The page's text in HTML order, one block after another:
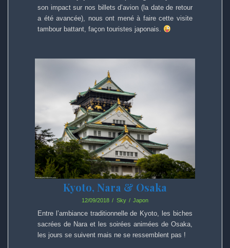
son impact sur nos billets d’avion (la date de retour
a été avancée), nous ont mené à faire cette visite
tambour battant, façon touristes japonais.
Kyoto, Nara & Osaka
12/09/2018 Sky Japon
Entre l’ambiance traditionnelle de Kyoto, les biches
sacrées de Nara et les soirées animées de Osaka,
les jours se suivent mais ne se ressemblent pas !